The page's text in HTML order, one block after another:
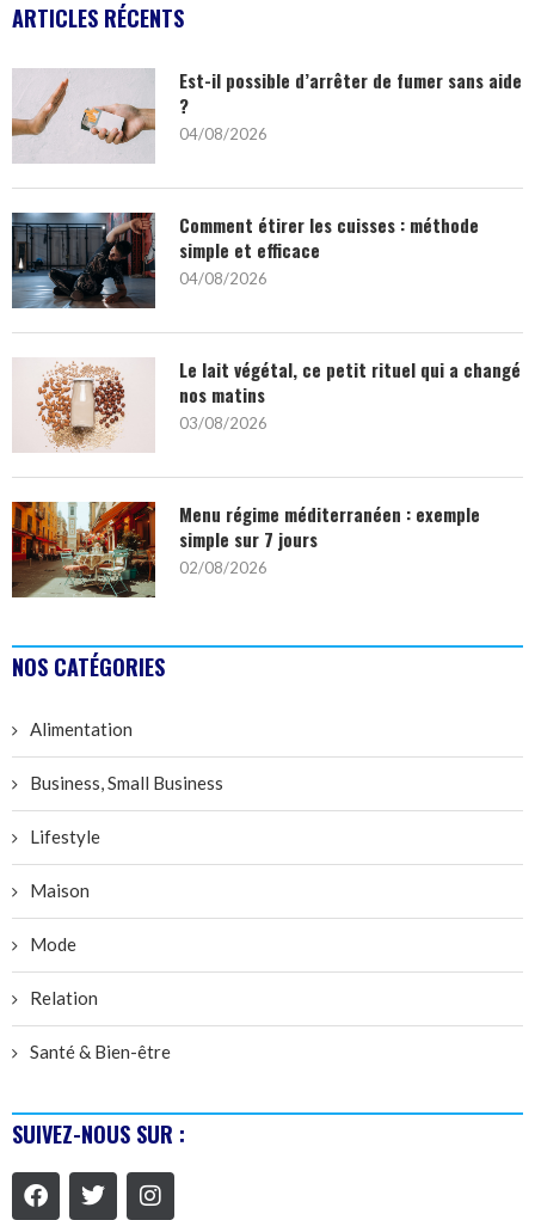
ARTICLES RÉCENTS
Est-il possible d’arrêter de fumer sans aide
?
04/08/2026
Comment étirer les cuisses : méthode
simple et efficace
04/08/2026
Le lait végétal, ce petit rituel qui a changé
nos matins
03/08/2026
Menu régime méditerranéen : exemple
simple sur 7 jours
02/08/2026
NOS CATÉGORIES
Alimentation
Business, Small Business
Lifestyle
Maison
Mode
Relation
Santé & Bien-être
SUIVEZ-NOUS SUR :